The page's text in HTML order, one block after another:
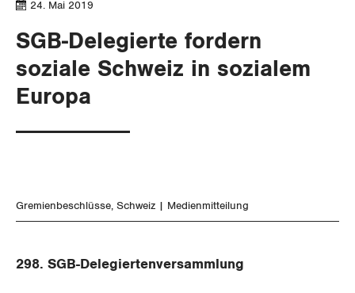
Aussenwirtschaft
Verteilung
Berufliche Vorsorge
Arbeitslosenversicherung
Verkehr
GLEICHSTELLUNG
BILDUNG & JUGEND
International
24. Mai 2019
SGB-Delegierte fordern
soziale Schweiz in sozialem
Europa
Gremienbeschlüsse Schweiz Medienmitteilung
298. SGB-Delegiertenversammlung